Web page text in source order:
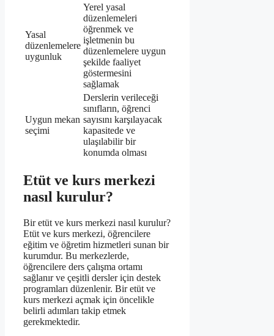
Yasal
düzenlemelere
uygunluk
Yerel yasal
düzenlemeleri
öğrenmek ve
işletmenin bu
düzenlemelere uygun
şekilde faaliyet
göstermesini
sağlamak
Uygun mekan
seçimi
Derslerin verileceği
sınıfların, öğrenci
sayısını karşılayacak
kapasitede ve
ulaşılabilir bir
konumda olması
Etüt ve kurs merkezi
nasıl kurulur?
Bir etüt ve kurs merkezi nasıl kurulur?
Etüt ve kurs merkezi, öğrencilere
eğitim ve öğretim hizmetleri sunan bir
kurumdur. Bu merkezlerde,
öğrencilere ders çalışma ortamı
sağlanır ve çeşitli dersler için destek
programları düzenlenir. Bir etüt ve
kurs merkezi açmak için öncelikle
belirli adımları takip etmek
gerekmektedir.